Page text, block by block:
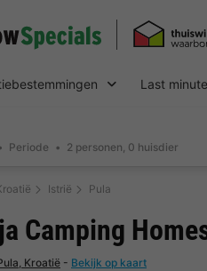
Last
Periode 2 personen, 0 huisdier
Istrië Pula
Camping
Kroatië - Bekijk op kaart